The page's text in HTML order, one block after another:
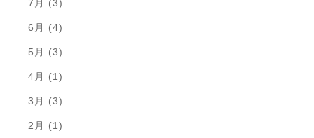
7月 (3)
6月 (4)
5月 (3)
4月 (1)
3月 (3)
2月 (1)